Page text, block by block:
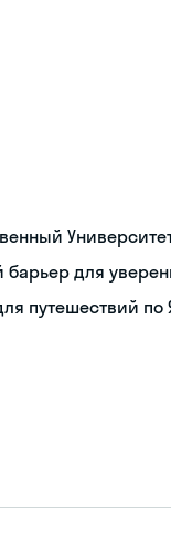
барьер для
путешествий по